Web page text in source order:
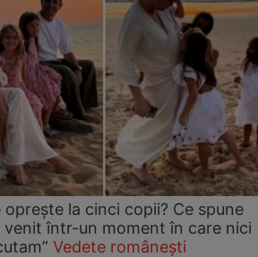
oprește la cinci copii? Ce spune
venit într-un moment în care nici
Vedete românești